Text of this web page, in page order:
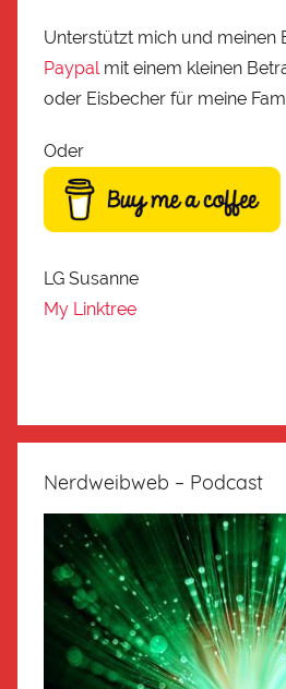
Unterstützt mich und meinen
Paypal mit einem kleinen
oder Eisbecher für meine
Oder
LG Susanne
My Linktree
Nerdweibweb – Podcast